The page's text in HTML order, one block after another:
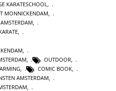
KARATESCHOOL,
MONNICKENDAM,
,
,
OUTDOOR
COMIC BOOK
AMSTERDAM